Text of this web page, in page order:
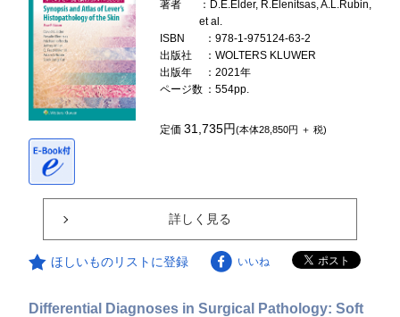
著者
：D.E.Elder, R.Elenitsas, A.L.Rubin,
et al.
ISBN
：978-1-975124-63-2
出版社
：WOLTERS KLUWER
出版年
：2021年
ページ数 ：554pp.
定価31,735円(本体28,850円 ＋ 税)
詳しく見る
ほしいものリストに登録 いいね
Differential Diagnoses in Surgical Pathology: Soft